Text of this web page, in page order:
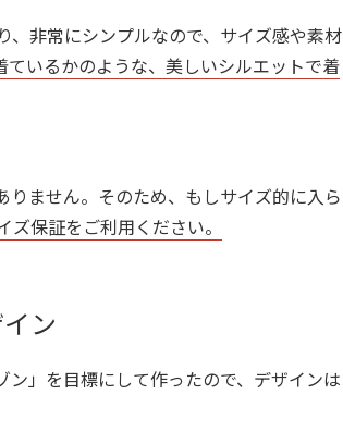
、非常にシンプルなので、サイズ感や素材
ているかのような、美しいシルエットで着
ません。そのため、もしサイズ的に入ら
ズ保証をご利用ください。
ン
ン」を目標にして作ったので、デザインは